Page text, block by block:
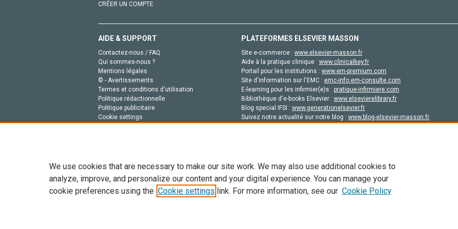
CRÉER UN COMPTE
AIDE & SUPPORT
Contactez-nous / FAQ
Qui sommes-nous ?
Mentions légales
© - Avertissements
Termes et conditions d'utilisation
Politique rédactionnelle
Politique publicitaire
Cookie settings
PLATEFORMES ELSEVIER MASSON
Site e-commerce : www.elsevier-masson.fr
Aide à la pratique clinique : www.clinicalkey.fr
Portail pour les institutions : www.em-premium.com
Site d'information sur l'EMC : emc-info.em-consulte.com
E-learning pour les infirmier(e)s : pratique-infirmiere.com
Bibliothèque d'e-books Elsevier : www.elsevierelibrary.fr
Blog special IFSI : www.generationelsevier.fr
Suivez notre actualité sur notre blog : www.blog-elsevier-masson.fr
Tout le contenu de ce site: Copyright © 2026 Elsevier, ses concédants de licence et ses contributeurs. Tout les droits sont réservés,
de données, a la formation en IA et aux technologies similaires. Pour tout contenu en libre accès, les conditions de licence
We use cookies that are necessary to make our site work. We may also use additional cookies to
analyze, improve, and personalize our content and your digital experience. You can manage your
cookie preferences using the Cookie settings link. For more information, see our Cookie Policy